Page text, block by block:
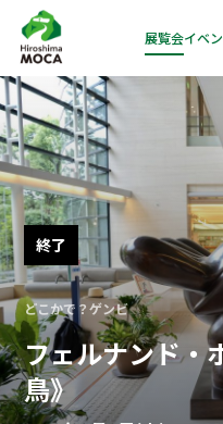
展覧会イベ
終了
どこかで？ゲンビ
フェルナンド・
鳥》